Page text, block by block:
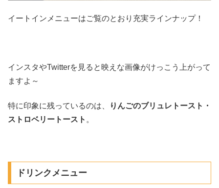
イートインメニューはご覧のとおり充実ラインナップ！
インスタやTwitterを見ると映えな画像がけっこう上がって
ますよ～
特に印象に残っているのは、
りんごのブリュレトースト・
ストロベリートースト 。
ドリンクメニュー